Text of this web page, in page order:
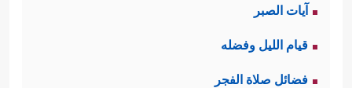
آيات الصبر
قيام الليل وفضله
فضائل صلاة الفجر